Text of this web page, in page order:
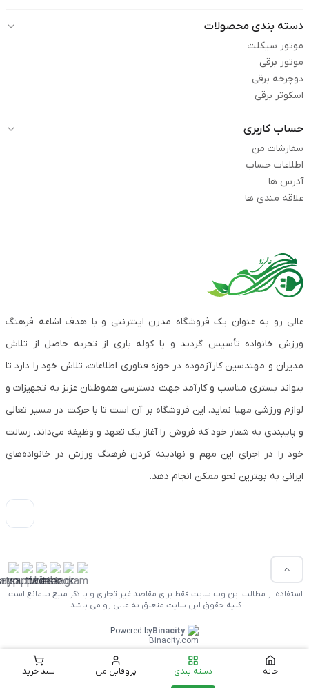
دسته بندی محصولات
موتور سیکلت
موتور برقی
دوچرخه برقی
اسکوتر برقی
حساب کاربری
سفارشات من
اطلاعات حساب
آدرس ها
علاقه مندی ها
عالی رو به عنوان یک فروشگاه مدرن اینترنتی و با هدف اشاعه فرهنگ
ورزش خانواده تأسیس گردید و با کوله باری از تجربه حاصل از تلاش
مدیران و مهندسین کارآزموده در حوزه فناوری اطلاعات، تلاش خود را دارد تا
بتواند بستری مناسب و کارآمد جهت دسترسی هموطنان عزیز به تجهیزات و
لوازم ورزشی مهیا نماید. این فروشگاه بر آن است تا با حرکت در مسیر تعالی
و پایبندی به شعار خود که فروش را آغاز یک تعهد و وظیفه می‌داند، رسالت
خود را در اجرای این مهم و نهادینه کردن فرهنگ ورزش در خانواده‌های
ایرانی به بهترین نحو ممکن انجام دهد.
استفاده از مطالب این وب سایت فقط برای مقاصد غیر تجاری و با ذکر منبع بلامانع است.
کلیه حقوق این سایت متعلق به عالی رو می باشد.
Powered byBinacity
خانه دسته بندی پروفایل من سبد خرید